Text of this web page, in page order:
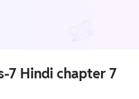
7 Hindi chapter 7